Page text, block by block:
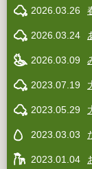
2026.03.26
2026.03.24
2026.03.09
2023.07.19
2023.05.29
2023.03.03
2023.01.04